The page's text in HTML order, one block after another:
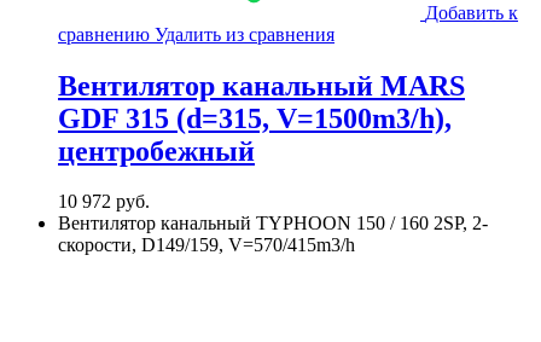
Добавить к
сравнению Удалить из сравнения
Вентилятор канальный MARS
GDF 315 (d=315, V=1500m3/h),
центробежный
10 972 руб.
Вентилятор канальный TYPHOON 150 / 160 2SP, 2-
скорости, D149/159, V=570/415m3/h